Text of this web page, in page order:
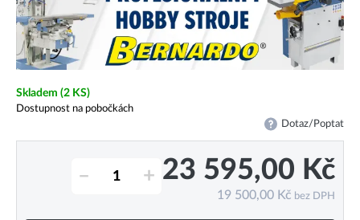
Skladem (2 KS)
Dostupnost na pobočkách
Dotaz/Poptat
– + 23 595,00 Kč
19 500,00 Kč bez DPH